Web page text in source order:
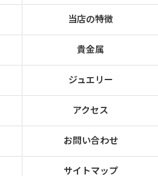
当店の特徴
貴金属
ジュエリー
アクセス
お問い合わせ
サイトマップ